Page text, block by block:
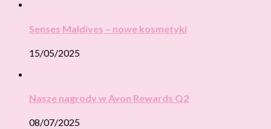
Senses Maldives – nowe kosmetyki
15/05/2025
Nasze nagrody w Avon Rewards Q2
08/07/2025